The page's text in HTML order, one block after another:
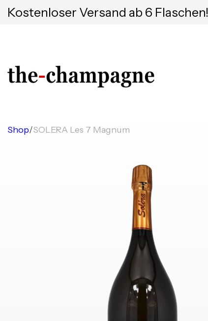
Kostenloser Versand ab 6 Flaschen!
Shop/SOLERA Les 7 Magnum